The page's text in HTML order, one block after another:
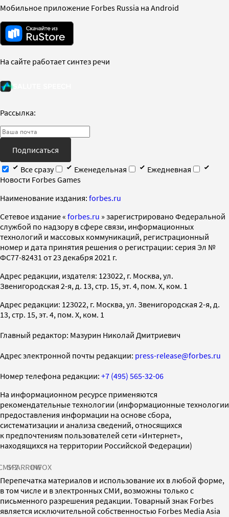
Мобильное приложение Forbes Russia на Android
На сайте работает синтез речи
Рассылка:
Подписаться
Все сразу
Еженедельная
Ежедневная
Новости Forbes Games
Наименование издания: forbes.ru
Cетевое издание « forbes.ru » зарегистрировано Федеральной
службой по надзору в сфере связи, информационных
технологий и массовых коммуникаций, регистрационный
номер и дата принятия решения о регистрации: серия Эл №
ФС77-82431 от 23 декабря 2021 г.
Адрес редакции, издателя: 123022, г. Москва, ул.
Звенигородская 2-я, д. 13, стр. 15, эт. 4, пом. X, ком. 1
Адрес редакции: 123022, г. Москва, ул. Звенигородская 2-я, д.
13, стр. 15, эт. 4, пом. X, ком. 1
Главный редактор: Мазурин Николай Дмитриевич
Адрес электронной почты редакции: press-release@forbes.ru
Номер телефона редакции: +7 (495) 565-32-06
На информационном ресурсе применяются
рекомендательные технологии (информационные технологии
предоставления информации на основе сбора,
систематизации и анализа сведений, относящихся
к предпочтениям пользователей сети «Интернет»,
находящихся на территории Российской Федерации)
SPARROWINFOX
Перепечатка материалов и использование их в любой форме,
в том числе и в электронных СМИ, возможны только с
письменного разрешения редакции. Товарный знак Forbes
является исключительной собственностью Forbes Media Asia